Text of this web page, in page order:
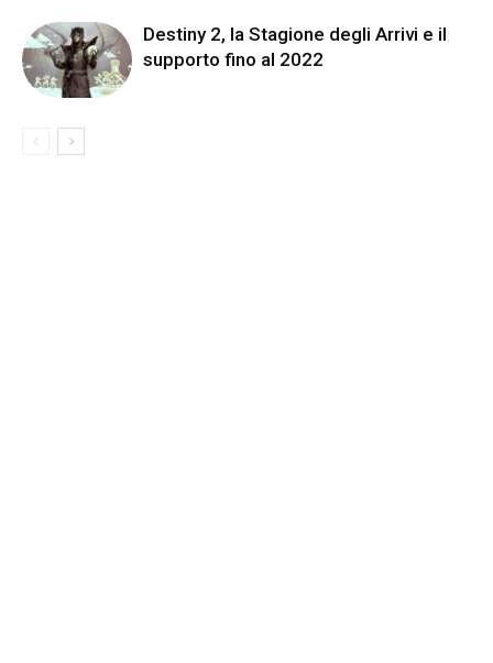
Destiny 2, la Stagione degli Arrivi e il
supporto fino al 2022